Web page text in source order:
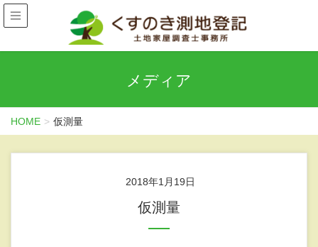
メディア
HOME 仮測量
2018年1月19日
仮測量